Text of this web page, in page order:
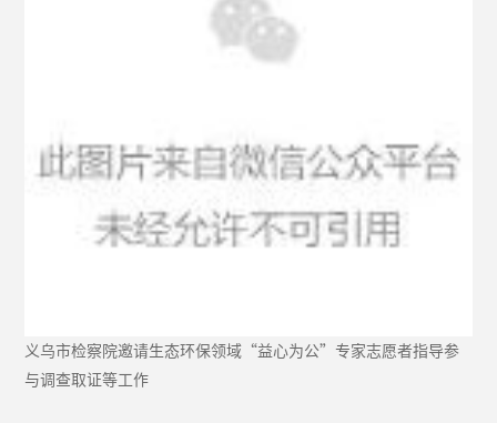
义乌市检察院邀请生态环保领域“益心为公”专家志愿者指导参
与调查取证等工作